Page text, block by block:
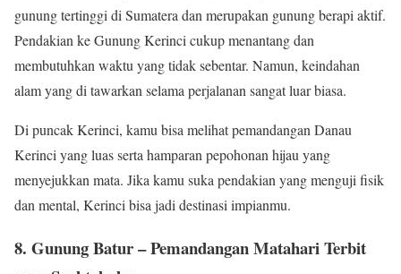
gunung tertinggi di Sumatera dan merupakan gunung berapi aktif.
Pendakian ke Gunung Kerinci cukup menantang dan
membutuhkan waktu yang tidak sebentar. Namun, keindahan
alam yang di tawarkan selama perjalanan sangat luar biasa.
Di puncak Kerinci, kamu bisa melihat pemandangan Danau
Kerinci yang luas serta hamparan pepohonan hijau yang
menyejukkan mata. Jika kamu suka pendakian yang menguji fisik
dan mental, Kerinci bisa jadi destinasi impianmu.
8. Gunung Batur – Pemandangan Matahari Terbit